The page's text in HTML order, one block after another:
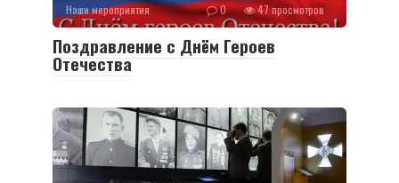
Наши мероприятия 0 47 просмотров
Поздравление с Днём Героев
Отечества